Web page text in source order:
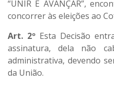
“UNIR E AVANÇAR”,
concorrer às eleições ao
Art. 2º Esta Decisão
assinatura, dela não
administrativa, devendo
da União.